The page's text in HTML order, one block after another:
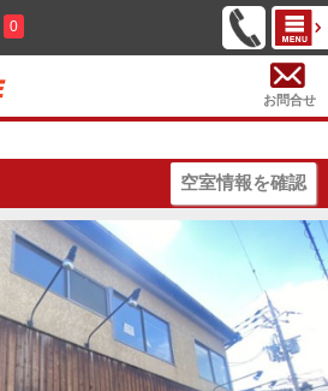
0
お問合せ
空室情報を確認